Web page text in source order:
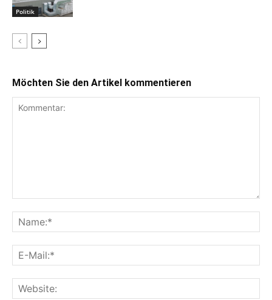
Politik
Möchten Sie den Artikel kommentieren